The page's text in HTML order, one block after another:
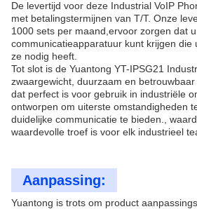
De levertijd voor deze Industrial VoIP
met betalingstermijnen van T/T. Onze
1000 sets per maand,ervoor zorgen dat
communicatieapparatuur kunt krijgen die
ze nodig heeft.
Tot slot is de Yuantong YT-IPSG21
zwaargewicht, duurzaam en
dat perfect is voor gebruik in industriële
ontworpen om uiterste omstandigheden
duidelijke communicatie te bieden.,
waardevolle troef is voor elk industrieel
Aanpassing:
Yuantong is trots om product